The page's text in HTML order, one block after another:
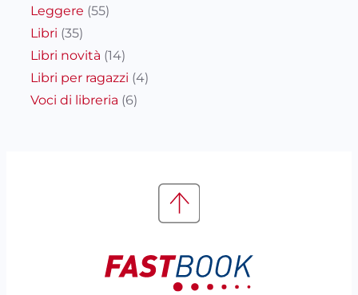
Leggere (55)
Libri (35)
Libri novità (14)
Libri per ragazzi (4)
Voci di libreria (6)